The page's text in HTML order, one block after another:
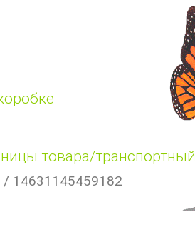
товара/транспортный
14631145459182